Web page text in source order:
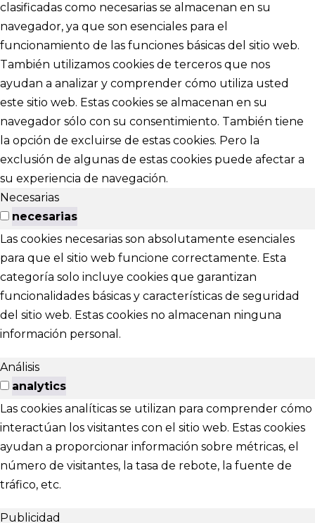
clasificadas como necesarias se almacenan en su
navegador, ya que son esenciales para el
funcionamiento de las funciones básicas del sitio web.
También utilizamos cookies de terceros que nos
ayudan a analizar y comprender cómo utiliza usted
este sitio web. Estas cookies se almacenan en su
navegador sólo con su consentimiento. También tiene
la opción de excluirse de estas cookies. Pero la
exclusión de algunas de estas cookies puede afectar a
su experiencia de navegación.
Necesarias
necesarias
Las cookies necesarias son absolutamente esenciales
para que el sitio web funcione correctamente. Esta
categoría solo incluye cookies que garantizan
funcionalidades básicas y características de seguridad
del sitio web. Estas cookies no almacenan ninguna
información personal.
Análisis
analytics
Las cookies analíticas se utilizan para comprender cómo
interactúan los visitantes con el sitio web. Estas cookies
ayudan a proporcionar información sobre métricas, el
número de visitantes, la tasa de rebote, la fuente de
tráfico, etc.
Publicidad